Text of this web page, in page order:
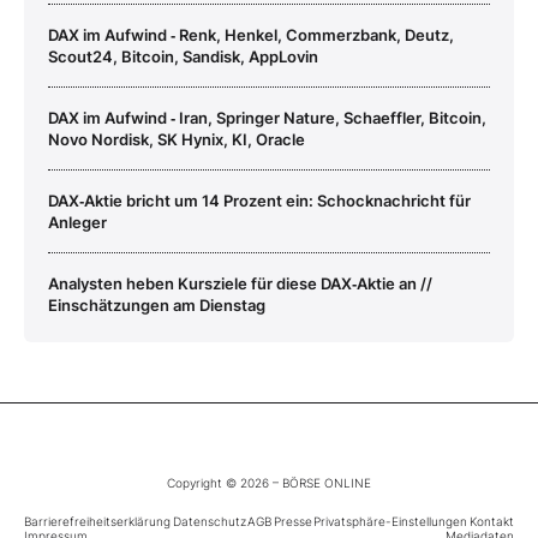
DAX im Aufwind ‑ Renk, Henkel, Commerzbank, Deutz,
Scout24, Bitcoin, Sandisk, AppLovin
DAX im Aufwind ‑ Iran, Springer Nature, Schaeffler, Bitcoin,
Novo Nordisk, SK Hynix, KI, Oracle
DAX‑Aktie bricht um 14 Prozent ein: Schocknachricht für
Anleger
Analysten heben Kursziele für diese DAX‑Aktie an //
Einschätzungen am Dienstag
Copyright © 2026 – BÖRSE ONLINE
Barrierefreiheitserklärung DatenschutzAGB PressePrivatsphäre-Einstellungen Kontakt